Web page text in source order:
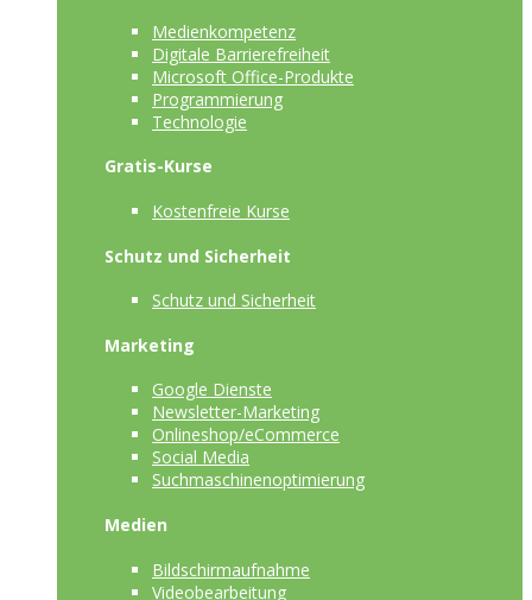
Medienkompetenz
Digitale Barrierefreiheit
Microsoft Office-Produkte
Programmierung
Technologie
Gratis-Kurse
Kostenfreie Kurse
Schutz und Sicherheit
Schutz und Sicherheit
Marketing
Google Dienste
Newsletter-Marketing
Onlineshop/eCommerce
Social Media
Suchmaschinenoptimierung
Medien
Bildschirmaufnahme
Videobearbeitung